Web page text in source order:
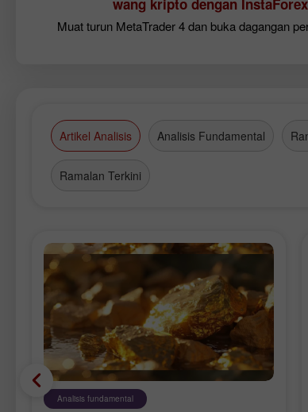
wang kripto dengan
Muat turun MetaTrader 4 dan buka dagangan
Artikel Analisis Analisis Fundamental
Ramalan Terkini
Analisis fundamental